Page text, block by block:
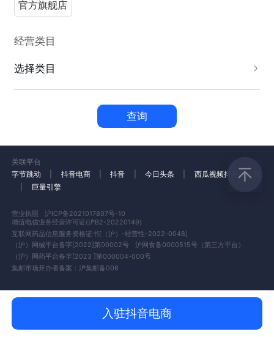
官方旗舰店
经营类目
选择类目
查询
关联平台
字节跳动
抖音电商 抖音 今日头条 西瓜视频抖音火山版
巨量引擎
营业执照
沪ICP备2021017807号-10
增值电信业务经营许可证(沪B2-20220149)
互联网药品信息服务资格证书[（沪）-经营性-2022-0048]
（沪）网械平台备字[2022]第00002号
沪网食备0000515号（第三方平台）
（沪）网药平台备字[2023 ]第000004-000号
集邮市场开办者备案：沪集邮备006
入驻抖音电商